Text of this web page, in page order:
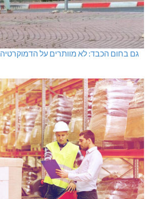
גם בחום הכבד: לא מוותרים על הדמוקרטיה